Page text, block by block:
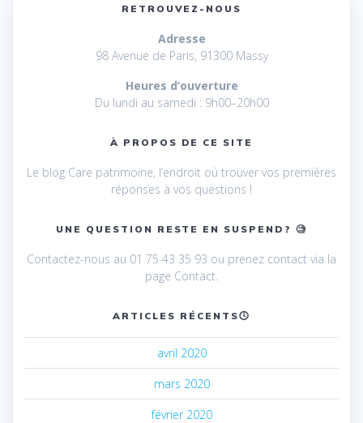
RETROUVEZ-NOUS
Adresse
98 Avenue de Paris, 91300 Massy
Heures d’ouverture
Du lundi au samedi : 9h00–20h00
À PROPOS DE CE SITE
Le blog Care patrimoine, l’endroit où trouver vos premières
réponses à vos questions !
UNE QUESTION RESTE EN SUSPEND? 🧐
Contactez-nous au 01 75 43 35 93 ou prenez contact via la
page Contact.
ARTICLES RÉCENTS🕓
avril 2020
mars 2020
février 2020